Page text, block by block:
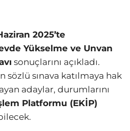
2025’te
Yükselme ve Unvan
sonuçlarını açıkladı.
sözlü sınava katılmaya hak
adaylar, durumlarını
Platformu (EKİP)